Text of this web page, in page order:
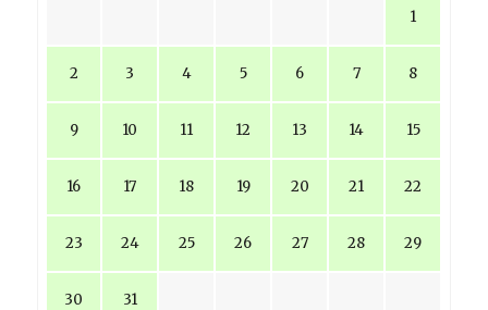
1
2 3 4 5 6 7 8
9 10 11 12 13 14 15
16 17 18 19 20 21 22
23 24 25 26 27 28 29
30 31